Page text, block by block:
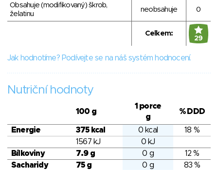
Obsahuje (modifikovaný) škrob,
želatinu
neobsahuje 0
Celkem:
29
Jak hodnotíme? Podívejte se na náš systém hodnocení.
Nutriční hodnoty
100 g
1 porce
g
% DDD
Energie 375 kcal 0 kcal
18 %
1567 kJ
0 kJ
Bílkoviny
7.9 g 0 g
12 %
Sacharidy
75 g 0 g
83 %